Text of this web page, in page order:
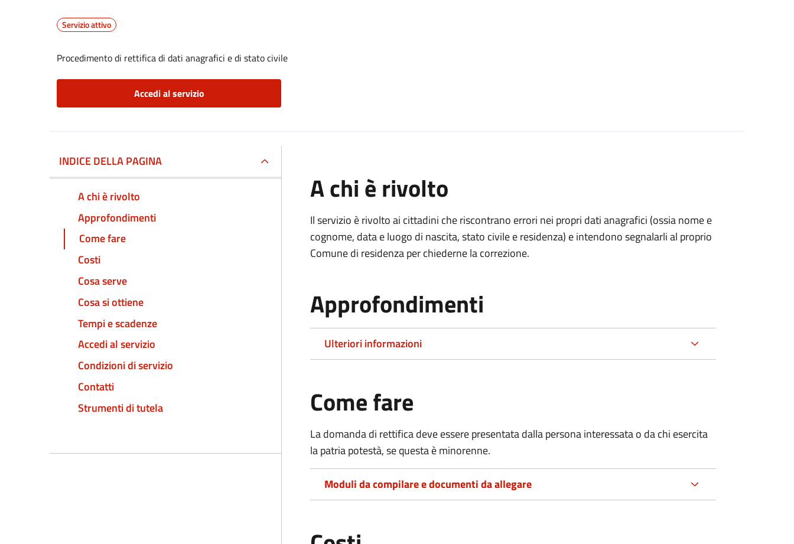
Servizio attivo
Procedimento di rettifica di dati anagrafici e di stato civile
Accedi al servizio
INDICE DELLA PAGINA
A chi è rivolto
Approfondimenti
Come fare
Costi
Cosa serve
Cosa si ottiene
Tempi e scadenze
Accedi al servizio
Condizioni di servizio
Contatti
Strumenti di tutela
A chi è rivolto
Il servizio è rivolto ai cittadini che riscontrano errori nei propri dati anagrafici (ossia nome e
cognome, data e luogo di nascita, stato civile e residenza) e intendono segnalarli al proprio
Comune di residenza per chiederne la correzione.
Approfondimenti
Ulteriori informazioni
Come fare
La domanda di rettifica deve essere presentata dalla persona interessata o da chi esercita
la patria potestà, se questa è minorenne.
Moduli da compilare e documenti da allegare